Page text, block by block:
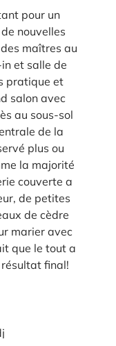
pour un
nouvelles
maîtres au
et salle de
pratique et
salon avec
au sous-sol
de la
plus ou
la majorité
couverte a
de petites
de cèdre
marier avec
que le tout a
final!